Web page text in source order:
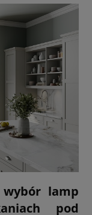
wybór lamp
pod